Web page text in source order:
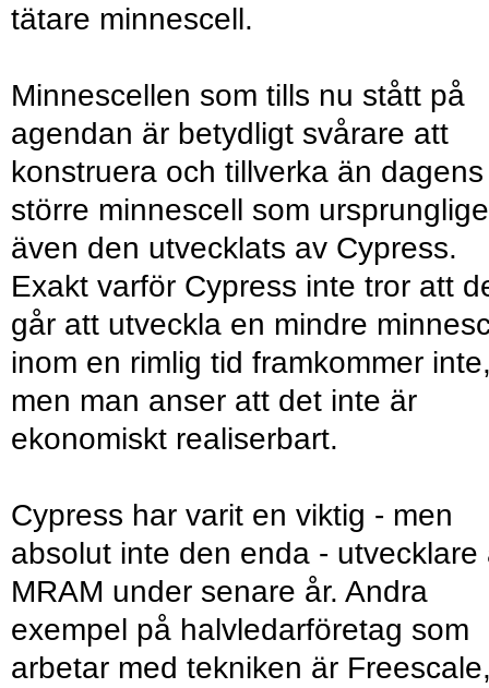
tätare minnescell.
Minnescellen som tills nu stått på
agendan är betydligt svårare att
konstruera och tillverka än dagens
större minnescell som
även den utvecklats av Cypress.
Exakt varför Cypress inte tror att
går att utveckla en mindre
inom en rimlig tid framkommer
men man anser att det inte är
ekonomiskt realiserbart.
Cypress har varit en viktig - men
absolut inte den enda - utvecklare
MRAM under senare år. Andra
exempel på halvledarföretag som
arbetar med tekniken är